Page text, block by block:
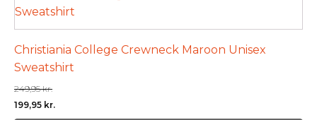
Christiania College Crewneck Maroon Unisex
Sweatshirt
249,95kr.
Den
199,95 kr.
vare
har
flere
varianter.
vælges